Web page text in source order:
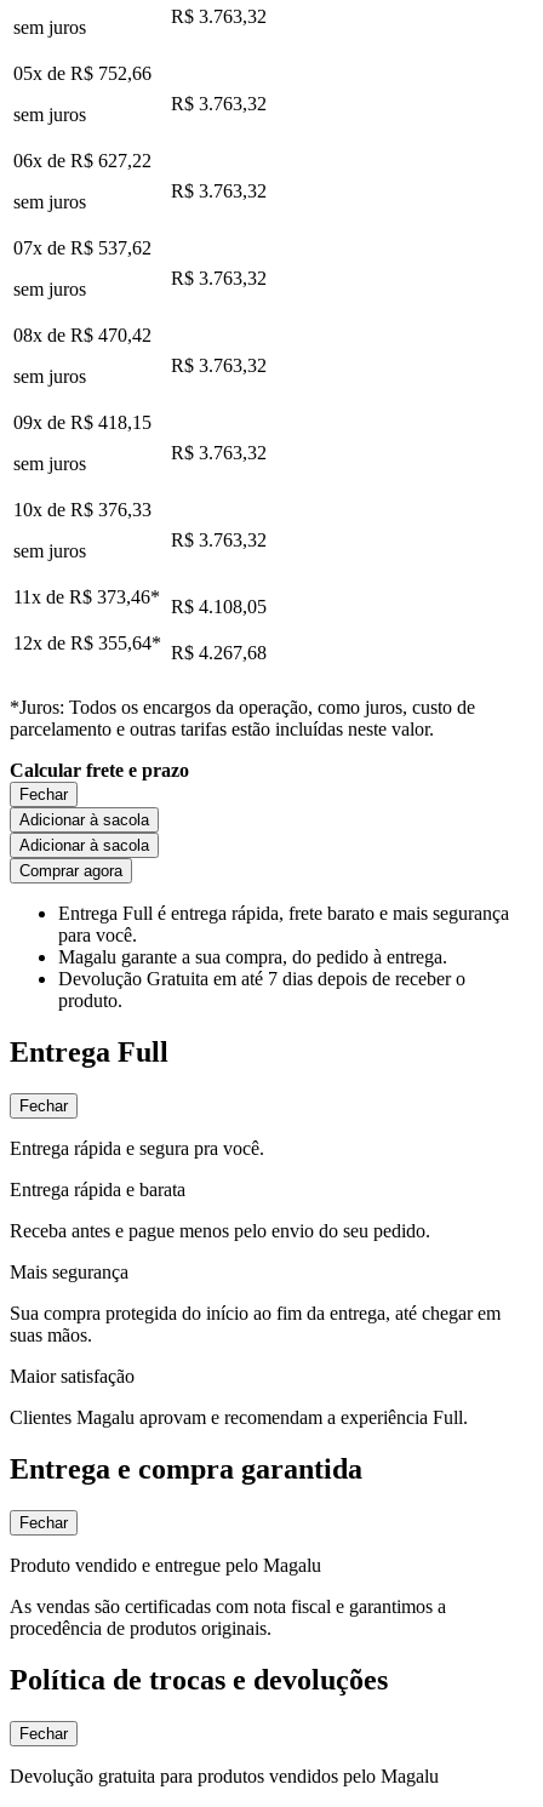
sem juros
R$ 3.763,32
05x de R$ 752,66
sem juros
R$ 3.763,32
06x de R$ 627,22
sem juros
R$ 3.763,32
07x de R$ 537,62
sem juros
R$ 3.763,32
08x de R$ 470,42
sem juros
R$ 3.763,32
09x de R$ 418,15
sem juros
R$ 3.763,32
10x de R$ 376,33
sem juros
R$ 3.763,32
11x de R$ 373,46* R$ 4.108,05
12x de R$ 355,64* R$ 4.267,68
*Juros: Todos os encargos da operação, como juros, custo de
parcelamento e outras tarifas estão incluídas neste valor.
Calcular frete e prazo
Fechar
Adicionar à sacola
Adicionar à sacola
Comprar agora
Entrega Full é entrega rápida, frete barato e mais segurança
para você.
Magalu garante a sua compra, do pedido à entrega.
Devolução Gratuita em até 7 dias depois de receber o
produto.
Entrega Full
Fechar
Entrega rápida e segura pra você.
Entrega rápida e barata
Receba antes e pague menos pelo envio do seu pedido.
Mais segurança
Sua compra protegida do início ao fim da entrega, até chegar em
suas mãos.
Maior satisfação
Clientes Magalu aprovam e recomendam a experiência Full.
Entrega e compra garantida
Fechar
Produto vendido e entregue pelo Magalu
As vendas são certificadas com nota fiscal e garantimos a
procedência de produtos originais.
Política de trocas e devoluções
Fechar
Devolução gratuita para produtos vendidos pelo Magalu